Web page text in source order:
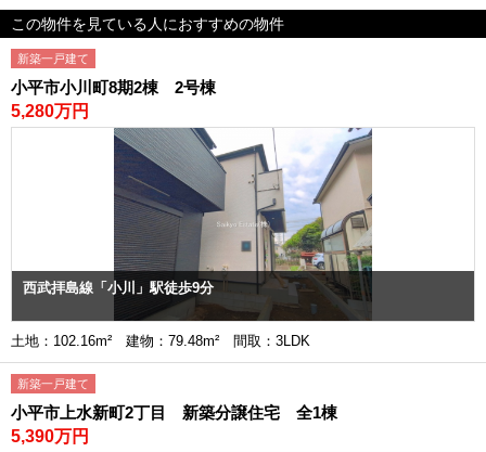
この物件を見ている人におすすめの物件
新築一戸建て
小平市小川町8期2棟 2号棟
5,280万円
西武拝島線「小川」駅徒歩9分
土地：102.16m² 建物：79.48m² 間取：3LDK
新築一戸建て
小平市上水新町2丁目 新築分譲住宅 全1棟
5,390万円